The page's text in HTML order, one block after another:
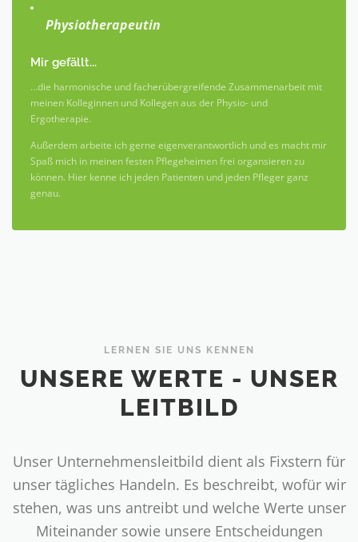
Physiotherapeutin
Mir gefällt...
…die harmonische und facherübergreifende Zusammenarbeit mit
meinen Kolleginnen und Kollegen aus der Physio- und
Ergotherapie.
Außerdem arbeite ich gerne eigenverantwortlich und es macht mir
Spaß mich in meinen festen Pflegeheimen frei organsieren zu
können. Hier kenne ich jeden Patienten und jeden Pfleger ganz
genau.
LERNEN SIE UNS KENNEN
UNSERE WERTE - UNSER
LEITBILD
Unser Unternehmensleitbild dient als Fixstern für
unser tägliches Handeln. Es beschreibt, wofür wir
stehen, was uns antreibt und welche Werte unser
Miteinander sowie unsere Entscheidungen